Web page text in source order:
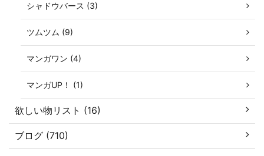
シャドウバース (3)
ツムツム (9)
マンガワン (4)
マンガUP！ (1)
欲しい物リスト (16)
ブログ (710)